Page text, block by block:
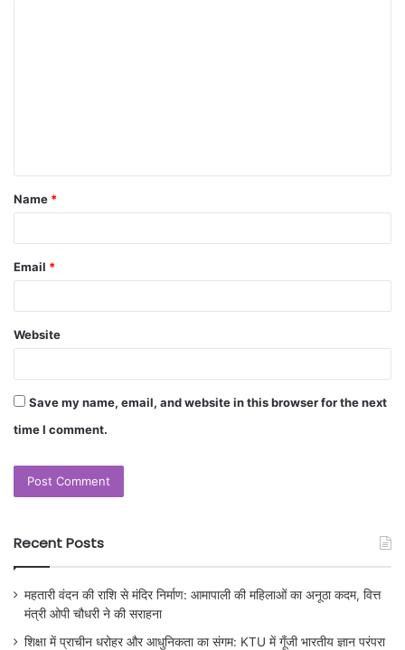
Name *
Email *
Website
Save my name, email, and website in this browser for the next
time I comment.
Recent Posts
महतारी वंदन की राशि से मंदिर निर्माण: आमापाली की महिलाओं का अनूठा कदम, वित्त
मंत्री ओपी चौधरी ने की सराहना
शिक्षा में प्राचीन धरोहर और आधुनिकता का संगम: KTU में गूँजी भारतीय ज्ञान परंपरा